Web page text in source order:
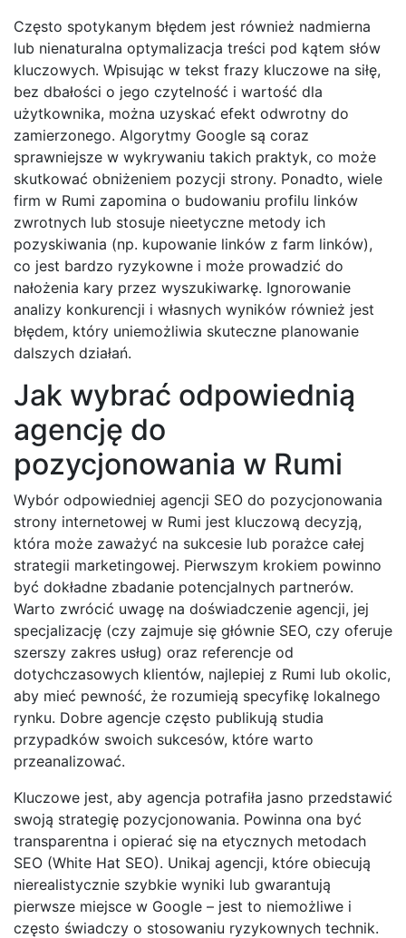
Często spotykanym błędem jest również nadmierna
lub nienaturalna optymalizacja treści pod kątem słów
kluczowych. Wpisując w tekst frazy kluczowe na siłę,
bez dbałości o jego czytelność i wartość dla
użytkownika, można uzyskać efekt odwrotny do
zamierzonego. Algorytmy Google są coraz
sprawniejsze w wykrywaniu takich praktyk, co może
skutkować obniżeniem pozycji strony. Ponadto, wiele
firm w Rumi zapomina o budowaniu profilu linków
zwrotnych lub stosuje nieetyczne metody ich
pozyskiwania (np. kupowanie linków z farm linków),
co jest bardzo ryzykowne i może prowadzić do
nałożenia kary przez wyszukiwarkę. Ignorowanie
analizy konkurencji i własnych wyników również jest
błędem, który uniemożliwia skuteczne planowanie
dalszych działań.
Jak wybrać odpowiednią
agencję do
pozycjonowania w Rumi
Wybór odpowiedniej agencji SEO do pozycjonowania
strony internetowej w Rumi jest kluczową decyzją,
która może zaważyć na sukcesie lub porażce całej
strategii marketingowej. Pierwszym krokiem powinno
być dokładne zbadanie potencjalnych partnerów.
Warto zwrócić uwagę na doświadczenie agencji, jej
specjalizację (czy zajmuje się głównie SEO, czy oferuje
szerszy zakres usług) oraz referencje od
dotychczasowych klientów, najlepiej z Rumi lub okolic,
aby mieć pewność, że rozumieją specyfikę lokalnego
rynku. Dobre agencje często publikują studia
przypadków swoich sukcesów, które warto
przeanalizować.
Kluczowe jest, aby agencja potrafiła jasno przedstawić
swoją strategię pozycjonowania. Powinna ona być
transparentna i opierać się na etycznych metodach
SEO (White Hat SEO). Unikaj agencji, które obiecują
nierealistycznie szybkie wyniki lub gwarantują
pierwsze miejsce w Google – jest to niemożliwe i
często świadczy o stosowaniu ryzykownych technik.